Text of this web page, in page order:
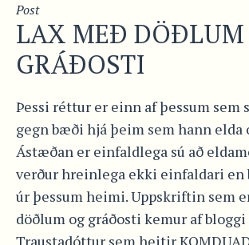
Post
LAX MEÐ DÖÐLUM
GRÁÐOSTI
Þessi réttur er einn af þessum
gegn bæði hjá þeim sem hann elda
Ástæðan er einfaldlega sú að
verður hreinlega ekki einfaldari en
úr þessum heimi. Uppskriftin sem
döðlum og gráðosti kemur af